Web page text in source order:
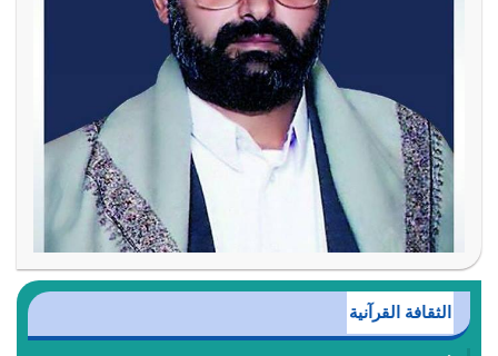
الثقافة القرآنية